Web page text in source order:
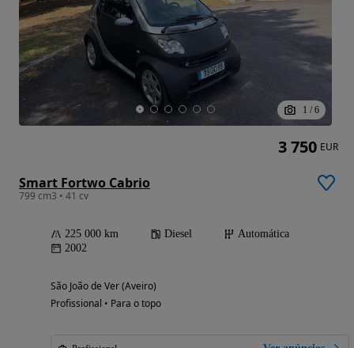
1 / 6
Smart Fortwo Cabrio
799 cm3 • 41 cv
225 000 km Diesel
Automática
2002
São João de Ver (Aveiro)
Profissional • Para o topo
3 750 EUR